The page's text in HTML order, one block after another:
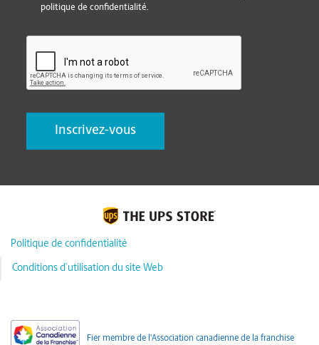
politique de confidentialité.
Politique de confidentialité
Conditions d’utilisation du site Web
Fier membre de l'Association canadienne de la franchise